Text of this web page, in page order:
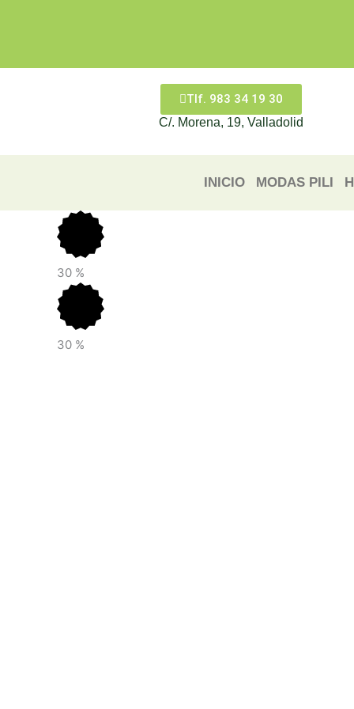
Tlf. 983 34 19 30
C/. Morena, 19, Valladolid
INICIO MODAS PILI
30 %
30 %